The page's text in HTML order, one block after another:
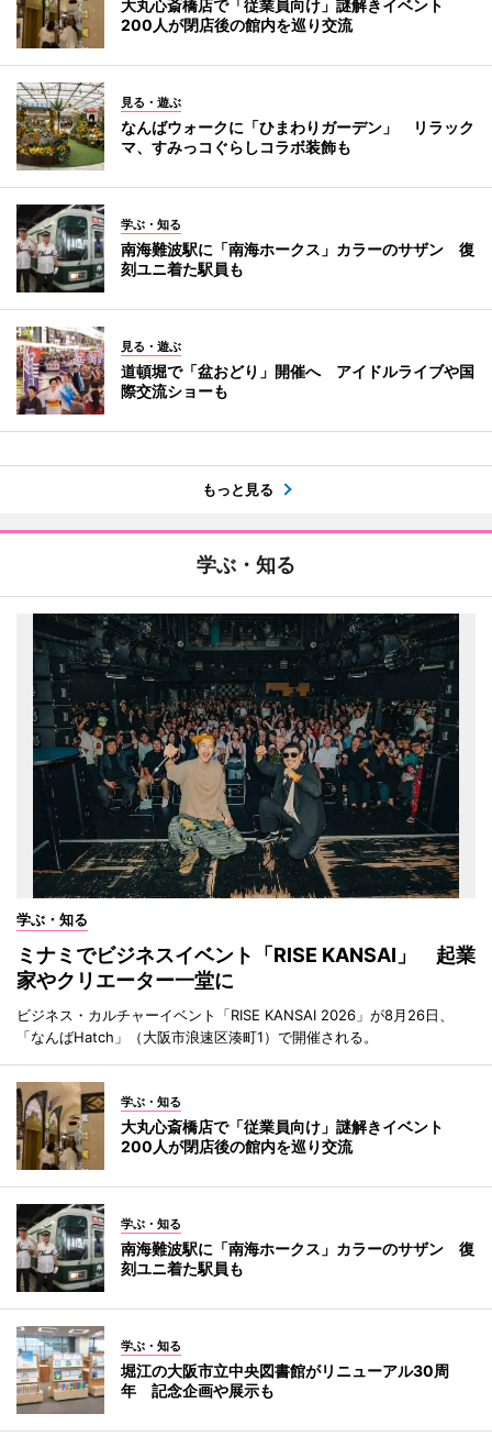
大丸心斎橋店で「従業員向け」謎解きイベント
200人が閉店後の館内を巡り交流
見る・遊ぶ
なんばウォークに「ひまわりガーデン」 リラック
マ、すみっコぐらしコラボ装飾も
学ぶ・知る
南海難波駅に「南海ホークス」カラーのサザン 復
刻ユニ着た駅員も
見る・遊ぶ
道頓堀で「盆おどり」開催へ アイドルライブや国
際交流ショーも
もっと見る
学ぶ・知る
学ぶ・知る
ミナミでビジネスイベント「RISE KANSAI」 起業
家やクリエーター一堂に
ビジネス・カルチャーイベント「RISE KANSAI 2026」が8月26日、
「なんばHatch」（大阪市浪速区湊町1）で開催される。
学ぶ・知る
大丸心斎橋店で「従業員向け」謎解きイベント
200人が閉店後の館内を巡り交流
学ぶ・知る
南海難波駅に「南海ホークス」カラーのサザン 復
刻ユニ着た駅員も
学ぶ・知る
堀江の大阪市立中央図書館がリニューアル30周
年 記念企画や展示も